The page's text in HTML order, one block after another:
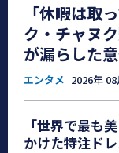
「休暇は取
ク・チャヌ
が漏らした
エンタメ 2026年
「世界で最も
かけた特注ド